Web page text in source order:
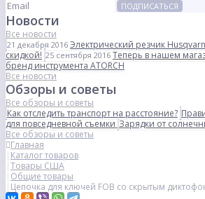
ПОДПИСАТЬСЯ
Новости
Все новости
21 декабря 2016 Электрический резчик
скидкой! 25 сентября 2016 Теперь в нашем
бренд инструмента ATORCH
Все новости
Обзоры и советы
Все обзоры и советы
Как отследить транспорт на расстояние?
для повседневной съемкиЗарядки от
Все обзоры и советы
Главная
Каталог товаров
Товары США
Общие товары
Цепочка для ключей FOB со скрытым